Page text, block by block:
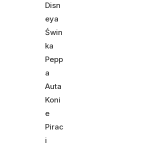
Disn
eya
Świn
ka
Pepp
a
Auta
Koni
e
Pirac
i